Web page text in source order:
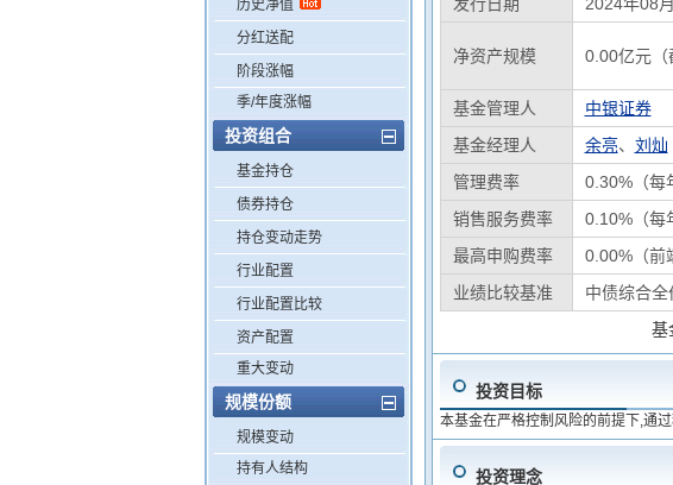
历史净值
分红送配
阶段涨幅
季/年度涨幅
投资组合
基金持仓
债券持仓
持仓变动走势
行业配置
行业配置比较
资产配置
重大变动
规模份额
规模变动
持有人结构
净资产规模 0.00亿元（
基金管理人
中银证券
基金经理人
余亮、 刘灿
管理费率
0.30%（每
销售服务费率
0.10%（每
最高申购费率
0.00%（前
业绩比较基准
中债综合
基
投资目标
本基金在严格控制风险的前提下,通
投资理念